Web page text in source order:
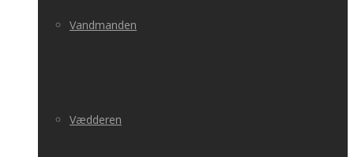
Vandmanden
Vædderen